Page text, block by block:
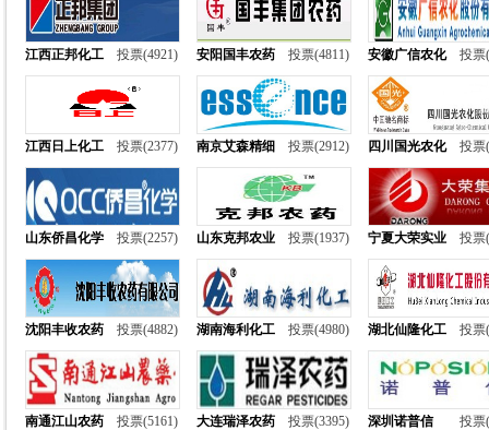
江西正邦化工 投票(4921) 安阳国丰农药 投票(4811) 安徽广信农化 投票
江西日上化工 投票(2377) 南京艾森精细 投票(2912) 四川国光农化 投票
山东侨昌化学 投票(2257) 山东克邦农业 投票(1937) 宁夏大荣实业 投票
沈阳丰收农药 投票(4882) 湖南海利化工 投票(4980) 湖北仙隆化工 投票
南通江山农药 投票(5161) 大连瑞泽农药 投票(3395) 深圳诺普信 投票